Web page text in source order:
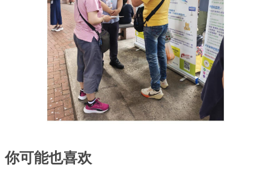
你可能也喜欢